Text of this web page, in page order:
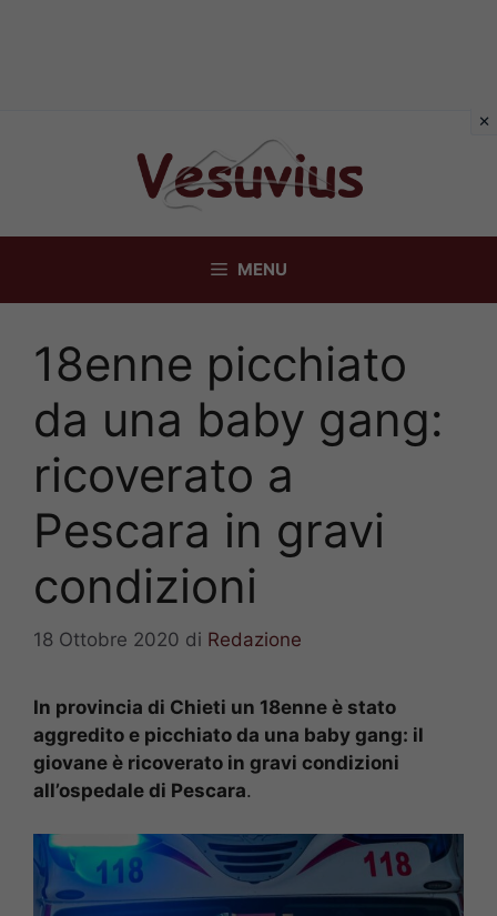
MENU
18enne picchiato
da una baby gang:
ricoverato a
Pescara in gravi
condizioni
18 Ottobre 2020 di Redazione
In provincia di Chieti un 18enne è stato
aggredito e picchiato da una baby gang: il
giovane è ricoverato in gravi condizioni
all’ospedale di Pescara.